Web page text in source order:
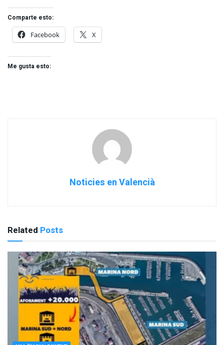
Comparte esto:
Facebook
X
Me gusta esto:
Noticies en Valencià
Related Posts